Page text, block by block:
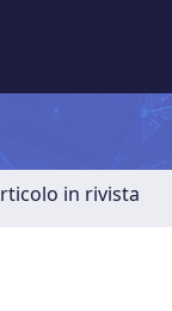
in rivista